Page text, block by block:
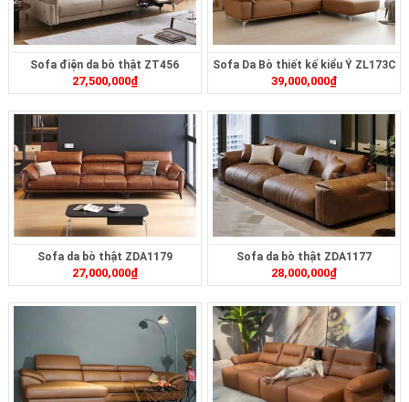
Sofa điện da bò thật ZT456
27,500,000₫
Sofa Da Bò thiết kế kiểu Ý ZL173C
39,000,000₫
Sofa da bò thật ZDA1179
27,000,000₫
Sofa da bò thật ZDA1177
28,000,000₫